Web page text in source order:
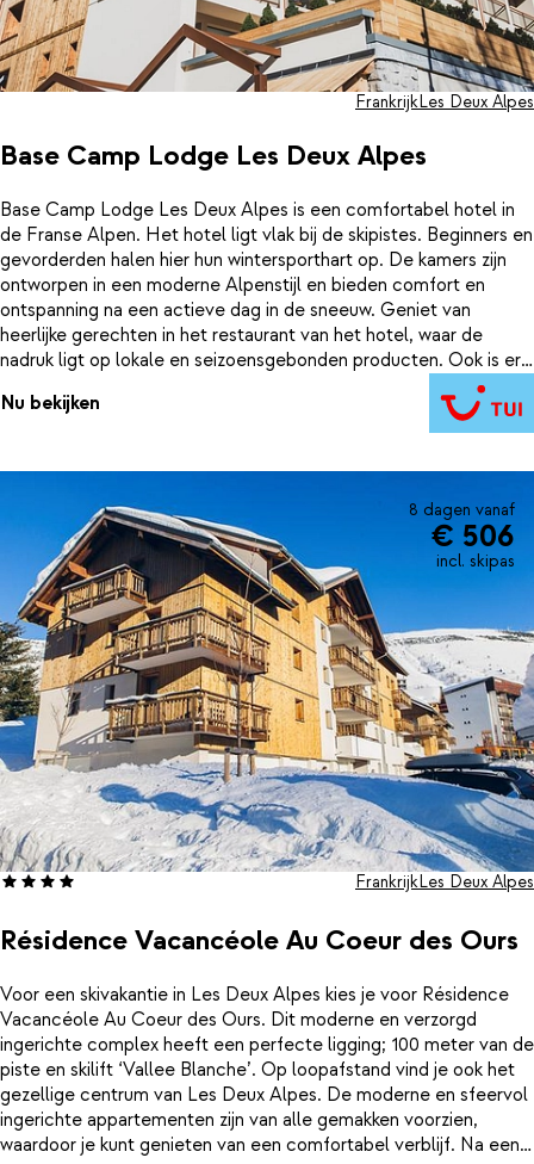
Base Camp Lodge Les Deux Alpes
FrankrijkLes Deux Alpes
Base Camp Lodge Les Deux Alpes is een comfortabel hotel in
de Franse Alpen. Het hotel ligt vlak bij de skipistes. Beginners en
gevorderden halen hier hun wintersporthart op. De kamers zijn
ontworpen in een moderne Alpenstijl en bieden comfort en
ontspanning na een actieve dag in de sneeuw. Geniet van
heerlijke gerechten in het restaurant van het hotel, waar de
nadruk ligt op lokale en seizoensgebonden producten. Ook is er
een gezellige bar waar je onder het genot van een drankje de
dag nog even bespreekt. Bij Base Camp Lodge Les Deux Alpes
Nu bekijken
8 dagen vanaf
€ 506
incl. skipas
Résidence Vacancéole Au Coeur des Ours
FrankrijkLes Deux Alpes
Voor een skivakantie in Les Deux Alpes kies je voor Résidence
Vacancéole Au Coeur des Ours. Dit moderne en verzorgd
ingerichte complex heeft een perfecte ligging; 100 meter van de
piste en skilift ‘Vallee Blanche’. Op loopafstand vind je ook het
gezellige centrum van Les Deux Alpes. De moderne en sfeervol
ingerichte appartementen zijn van alle gemakken voorzien,
waardoor je kunt genieten van een comfortabel verblijf. Na een